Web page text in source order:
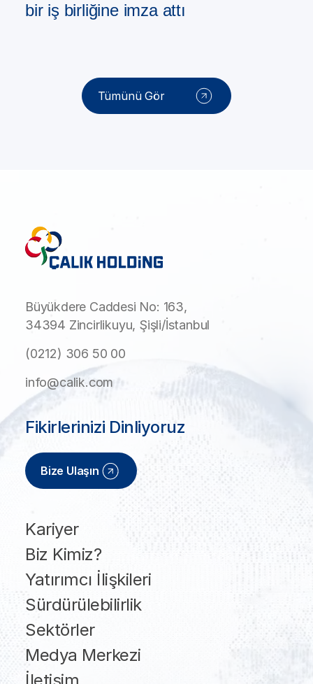
bir iş birliğine imza attı
Tümünü Gör
Büyükdere Caddesi No: 163,
34394 Zincirlikuyu, Şişli/İstanbul
(0212) 306 50 00
info@calik.com
Kariyer
Biz Kimiz?
Yatırımcı İlişkileri
Sürdürülebilirlik
Sektörler
Medya Merkezi
Fikirlerinizi Dinliyoruz
Bize Ulaşın